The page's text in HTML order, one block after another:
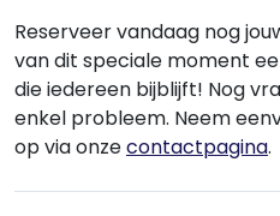
Reserveer vandaag nog
van dit speciale moment
die iedereen bijblijft! Nog
enkel probleem. Neem
op via onzecontactpagina.